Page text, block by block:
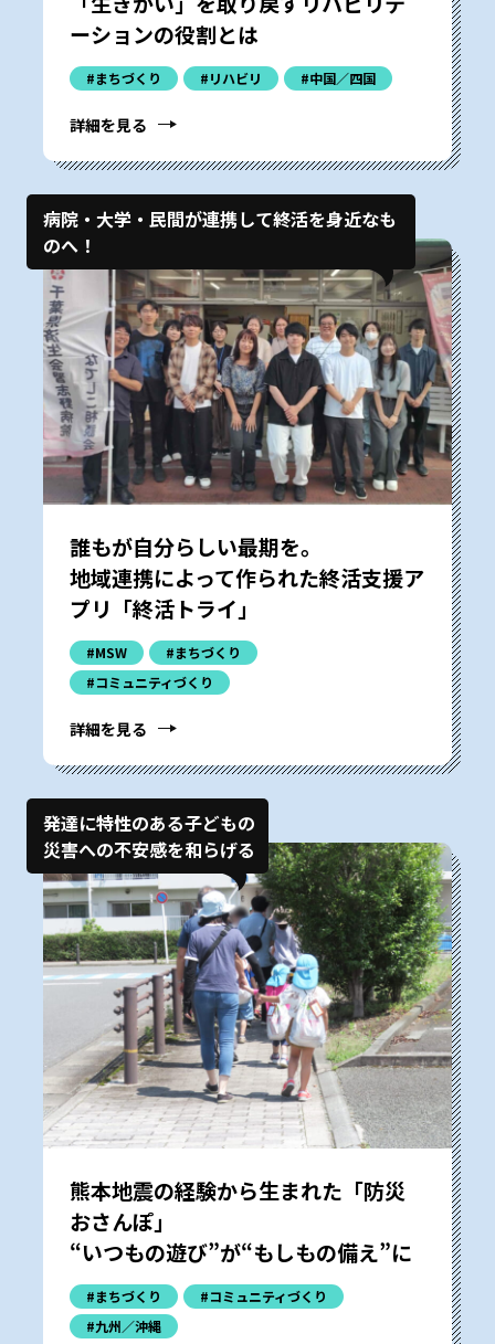
ーションの役割とは
#まちづくり #リハビリ #中国／四国
詳細を見る
病院・大学・民間が連携して終活を身近なも
のへ！
誰もが自分らしい最期を。
地域連携によって作られた終活支援ア
プリ「終活トライ」
#MSW
#まちづくり
#コミュニティづくり
詳細を見る
発達に特性のある子どもの
災害への不安感を和らげる
熊本地震の経験から生まれた「防災
おさんぽ」
“いつもの遊び”が“もしもの備え”に
#まちづくり
#コミュニティづくり
#九州／沖縄